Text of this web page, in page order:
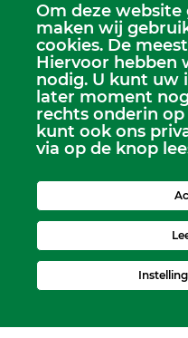
Scriba
Dhr. Leen Kruithof
scriba@kerkheerjansdam.nl
Om deze
maken wij
cookies. De
Hiervoor hebben
nodig. U kunt uw
later moment
rechts onderin
kunt ook ons
via op de knop